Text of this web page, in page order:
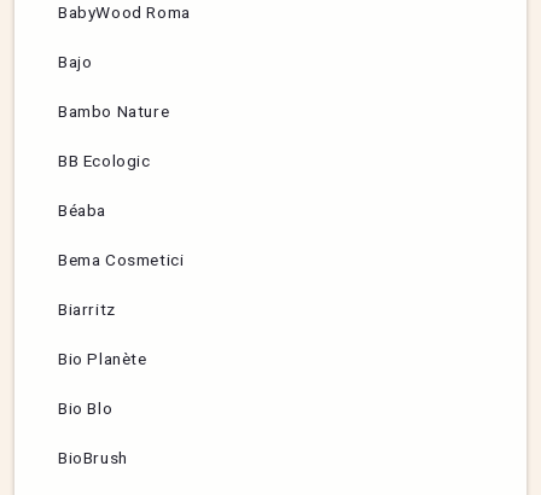
BabyWood Roma
Bajo
Bambo Nature
BB Ecologic
Béaba
Bema Cosmetici
Biarritz
Bio Planète
Bio Blo
BioBrush